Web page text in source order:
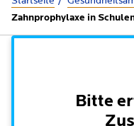
Zahnprophylaxe in
Bitte
Rathaus
Online-
Dienstleistungen